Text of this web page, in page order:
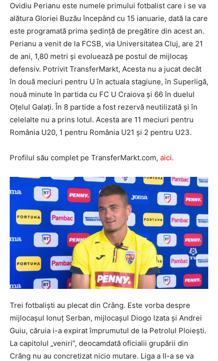
Ovidiu Perianu este numele primului fotbalist care i se va
alătura Gloriei Buzău începând cu 15 ianuarie, dată la care
este programată prima şedinţă de pregătire din acest an.
Perianu a venit de la FCSB, via Universitatea Cluj, are 21
de ani, 1,80 metri şi evoluează pe postul de mijlocaş
defensiv. Potrivit TransferMarkt, Acesta nu a jucat decât
în două meciuri pentru U în actuala stagiune, în Superligă,
nouă minute în partida cu FC U Craiova şi 66 în duelul
Oţelul Galaţi. În 8 partide a fost rezervă neutilizată şi în
celelalte nu a prins lotul. Acesta are 11 meciuri pentru
România U20, 1 pentru România U21 şi 2 pentru U23.
Profilul său complet pe TransferMarkt.com, aici.
Trei fotbalişti au plecat din Crâng. Este vorba despre
mijlocaşul Ionuţ Serban, mijlocaşul Diogo Izata şi Andrei
Guiu, căruia i-a expirat împrumutul de la Petrolul Ploieşti.
La capitolul „veniri”, deocamdată oficialii grupării din
Crâng nu au concretizat nicio mutare. Liga a II-a se va